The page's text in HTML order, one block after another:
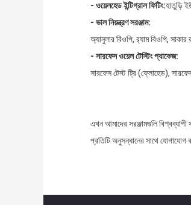
- ওয়েলহেড ইন্টিগ্রাল ফিটিং:হাতুড়ি
- ভাল নিয়ন্ত্রণ সরঞ্জাম:
অ্যানুলার বিওপি, র‌্যাম বিওপি,
- সারফেস ওয়েল টেস্টিং প্যাকেজ:
সারফেস টেস্ট ট্রি (ফ্লোহেড),
এখন আমাদের সরঞ্জামগুলি
প্রতিটি অনুসন্ধানের সাথে যোগাযোগ